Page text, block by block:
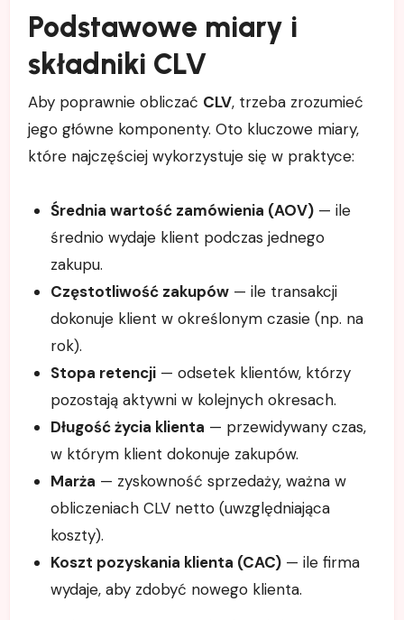
Podstawowe miary i
składniki CLV
Aby poprawnie obliczać CLV, trzeba zrozumieć
jego główne komponenty. Oto kluczowe miary,
które najczęściej wykorzystuje się w praktyce:
Średnia wartość zamówienia (AOV) — ile
średnio wydaje klient podczas jednego
zakupu.
Częstotliwość zakupów — ile transakcji
dokonuje klient w określonym czasie (np. na
rok).
Stopa retencji — odsetek klientów, którzy
pozostają aktywni w kolejnych okresach.
Długość życia klienta — przewidywany czas,
w którym klient dokonuje zakupów.
Marża — zyskowność sprzedaży, ważna w
obliczeniach CLV netto (uwzględniająca
koszty).
Koszt pozyskania klienta (CAC) — ile firma
wydaje, aby zdobyć nowego klienta.